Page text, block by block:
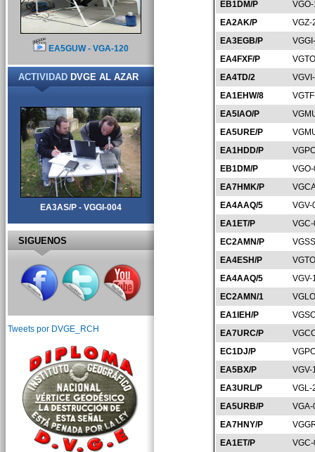
EB1DM/P
EA2AK/P
VGZ-
EA3EGB/P
EA4FXF/P
EA4TD/2
EA1EHW/8
EA5IAO/P
EA5URE/P
EA1HDD/P
EB1DM/P
EA7HMK/P
EA4AAQ/5
VGV-
EA1ET/P
EC2AMN/P
EA4ESH/P
EA4AAQ/5
VGV-
EC2AMN/1
EA1IEH/P
EA7URC/P
EC1DJ/P
EA5BX/P
VGV-
EA3URL/P
VGL-
EA5URB/P
EA7HNY/P
EA1ET/P
EA5GUW - VGA-120
ACTIVIDADDVGE AL AZAR
EA3AS/P - VGGI-004
SIGUENOS
Tweets por DVGE_RCH